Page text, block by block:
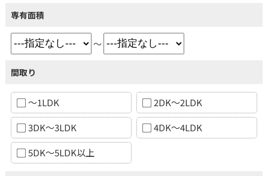
専有面積
～
間取り
～1LDK
2DK～2LDK
3DK～3LDK
4DK～4LDK
5DK～5LDK以上